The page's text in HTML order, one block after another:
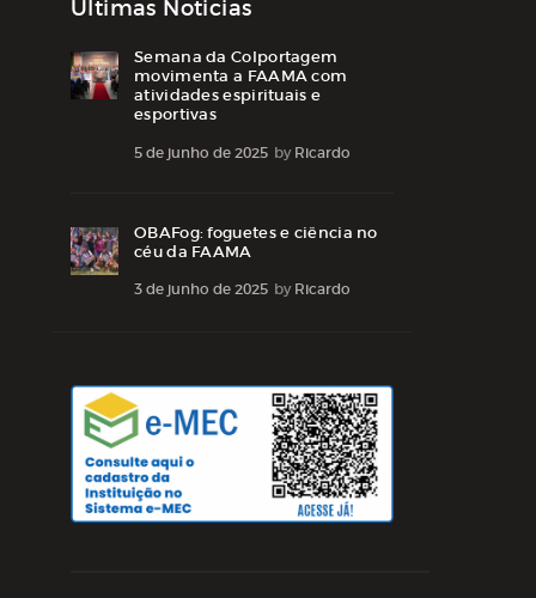
Ultimas Noticias
Semana da Colportagem
movimenta a FAAMA com
atividades espirituais e
esportivas
5 de junho de 2025 by Ricardo
OBAFog: foguetes e ciência no
céu da FAAMA
3 de junho de 2025 by Ricardo